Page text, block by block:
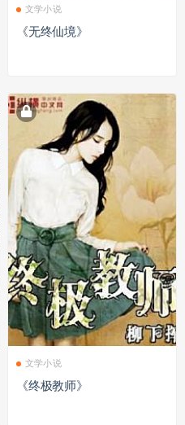
文学小说
《无终仙境》
文学小说
《终极教师》